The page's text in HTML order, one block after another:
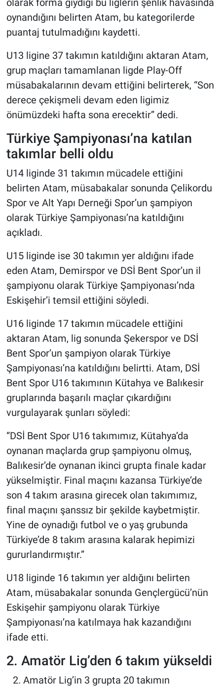
olarak forma giydiği bu liglerin şenlik havasında
oynandığını belirten Atam, bu kategorilerde
puantaj tutulmadığını kaydetti.
U13 ligine 37 takımın katıldığını aktaran Atam,
grup maçları tamamlanan ligde Play-Off
müsabakalarının devam ettiğini belirterek, “Son
derece çekişmeli devam eden ligimiz
önümüzdeki hafta sona erecektir” dedi.
Türkiye Şampiyonası’na katılan
takımlar belli oldu
U14 liginde 31 takımın mücadele ettiğini
belirten Atam, müsabakalar sonunda Çelikordu
Spor ve Alt Yapı Derneği Spor’un şampiyon
olarak Türkiye Şampiyonası’na katıldığını
açıkladı.
U15 liginde ise 30 takımın yer aldığını ifade
eden Atam, Demirspor ve DSİ Bent Spor’un il
şampiyonu olarak Türkiye Şampiyonası’nda
Eskişehir’i temsil ettiğini söyledi.
U16 liginde 17 takımın mücadele ettiğini
aktaran Atam, lig sonunda Şekerspor ve DSİ
Bent Spor’un şampiyon olarak Türkiye
Şampiyonası’na katıldığını belirtti. Atam, DSİ
Bent Spor U16 takımının Kütahya ve Balıkesir
gruplarında başarılı maçlar çıkardığını
vurgulayarak şunları söyledi:
“DSİ Bent Spor U16 takımımız, Kütahya’da
oynanan maçlarda grup şampiyonu olmuş,
Balıkesir’de oynanan ikinci grupta finale kadar
yükselmiştir. Final maçını kazansa Türkiye’de
son 4 takım arasına girecek olan takımımız,
final maçını şanssız bir şekilde kaybetmiştir.
Yine de oynadığı futbol ve o yaş grubunda
Türkiye’de 8 takım arasına kalarak hepimizi
gururlandırmıştır.”
U18 liginde 16 takımın yer aldığını belirten
Atam, müsabakalar sonunda Gençlergücü’nün
Eskişehir şampiyonu olarak Türkiye
Şampiyonası’na katılmaya hak kazandığını
ifade etti.
2. Amatör Lig’den 6 takım yükseldi
Amatör Lig’in 3 grupta 20 takımın